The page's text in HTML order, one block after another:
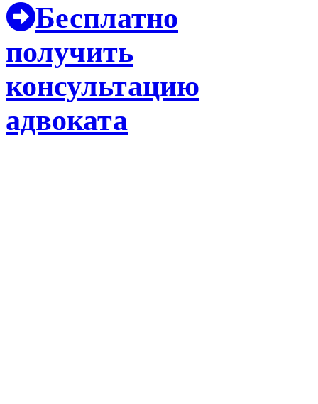
Бесплатно
получить
консультацию
адвоката